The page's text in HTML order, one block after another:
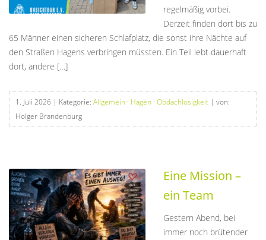
regelmäßig vorbei.
Derzeit finden dort bis zu
65 Männer einen sicheren Schlafplatz, die sonst ihre Nächte auf
den Straßen Hagens verbringen müssten. Ein Teil lebt dauerhaft
dort, andere […]
1. Juli 2026 | Kategorie: Allgemein · Hagen · Obdachlosigkeit | von:
Holger Brandenburg
Eine Mission –
ein Team
Gestern Abend, bei
immer noch brütender